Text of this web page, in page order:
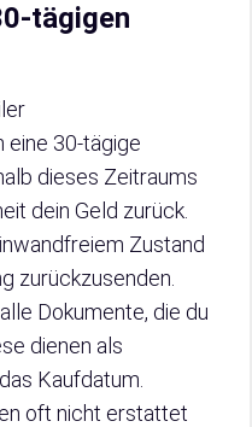
tägigen
eine 30-tägige
dieses Zeitraums
dein Geld zurück.
Zustand
zurückzusenden.
Dokumente, die du
dienen als
Kaufdatum.
oft nicht erstattet